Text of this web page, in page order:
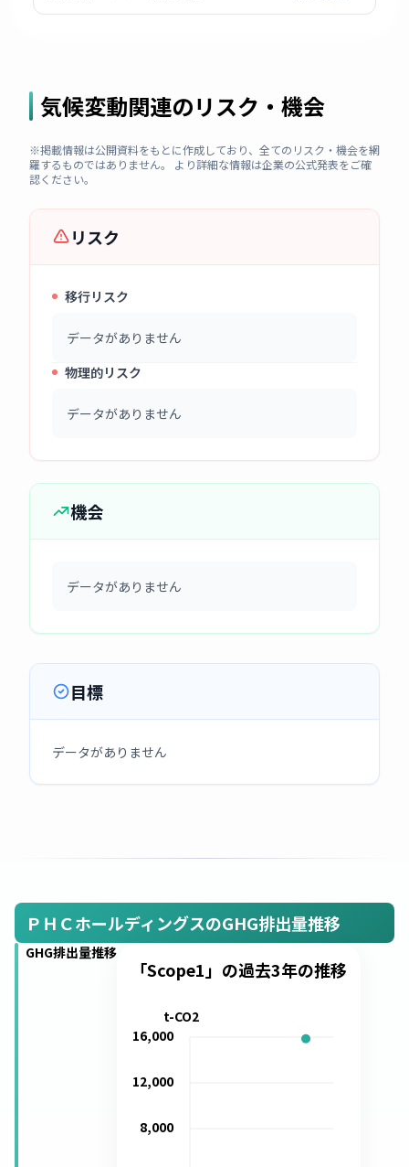
気候変動関連のリスク・機会
※掲載情報は公開資料をもとに作成しており、全てのリスク・機会を網
羅するものではありません。 より詳細な情報は企業の公式発表をご確
認ください。
リスク
移行リスク
データがありません
物理的リスク
データがありません
機会
データがありません
目標
データがありません
ＰＨＣホールディングスのGHG排出量推移
GHG排出量推移
「Scope1」の過去3年の推移
8,000
12,000
16,000
t-CO2